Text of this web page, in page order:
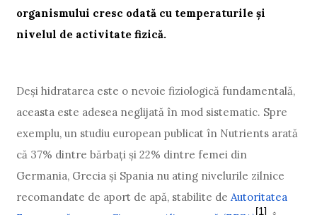
organismului cresc odată cu temperaturile și
nivelul de activitate fizică.
Deși hidratarea este o nevoie fiziologică fundamentală,
aceasta este adesea neglijată în mod sistematic. Spre
exemplu, un studiu european publicat în Nutrients arată
că 37% dintre bărbați și 22% dintre femei din
Germania, Grecia și Spania nu ating nivelurile zilnice
recomandate de aport de apă, stabilite deAutoritatea
[1]